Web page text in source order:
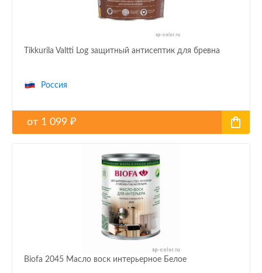
Tikkurila Valtti Log защитный антисептик для бревна
Россия
от 1 099 ₽
Biofa 2045 Масло воск интерьерное Белое